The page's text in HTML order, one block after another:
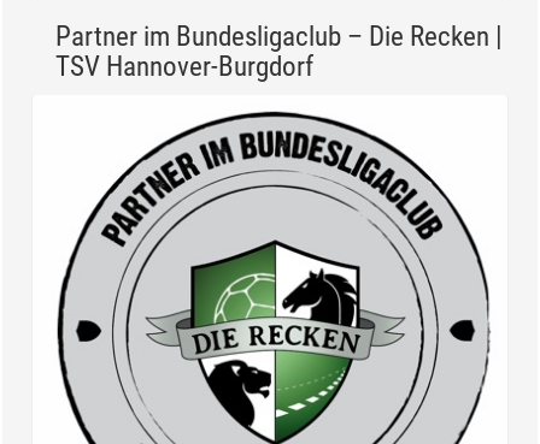
Partner im Bundesligaclub – Die Recken |
TSV Hannover-Burgdorf